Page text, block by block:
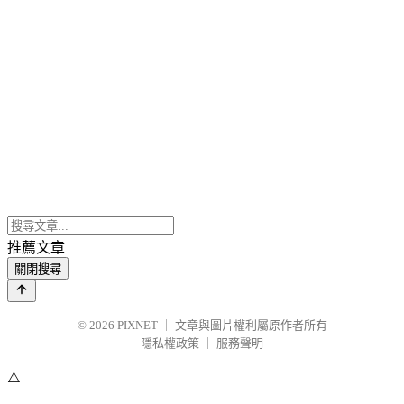
推薦文章
關閉搜尋
© 2026 PIXNET
文章與圖片權利屬原作者所有
隱私權政策
服務聲明
⚠️